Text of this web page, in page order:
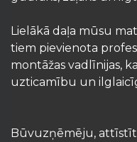
Lielākā daļa mūsu
tiem pievienota
montāžas vadlīnijas,
uzticamību un
Būvuzņēmēju,